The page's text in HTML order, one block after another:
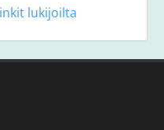
lukijoilta